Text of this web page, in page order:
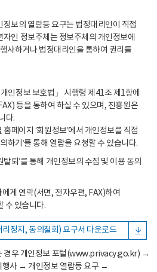
보의 열람등 요구는 법정대리인이 직접
인 정보주체는 정보주체의 개인정보에
사하거나 법정대리인을 통하여 권리를
인정보 보호법」 시행령 제41조 제1항에
등을 통하여 하실 수 있으며, 진흥원은
다.
페이지 ‘회원정보’에서 개인정보를 직접
하기’를 통해 열람을 요청할 수 있습니다.
퇴’를 통해 개인정보의 수집 및 이용 동의
게 연락(서면, 전자우편, FAX)하여
수 있습니다.
정지, 동의철회) 요구서 다운로드
경우 개인정보 포털(www.privacy.go.kr) →
행사 → 개인정보 열람등 요구 →